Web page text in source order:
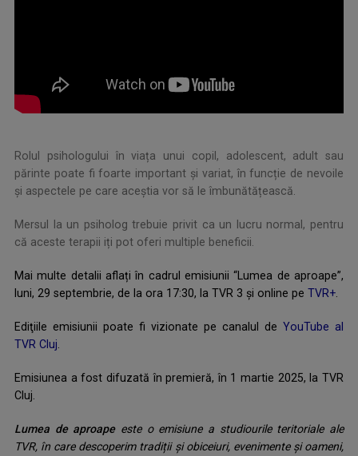
Rolul psihologului în viața unui copil, adolescent, adult sau
părinte poate fi foarte important și variat, în funcție de nevoile
și aspectele pe care aceștia vor să le îmbunătățească.
Mersul la un psiholog trebuie privit ca un lucru normal, pentru
că aceste terapii iți pot oferi multiple beneficii.
Mai multe detalii aflați în cadrul emisiunii “Lumea de aproape”,
luni, 29 septembrie, de la ora 17:30, la TVR 3 și online pe TVR+
Ediţiile emisiunii poate fi vizionate pe canalul de YouTube al
TVR Cluj
Emisiunea a fost difuzată în premieră, în 1 martie 2025, la TVR
Cluj.
Lumea de aproapeeste o emisiune a studiourile teritoriale ale
TVR, în care descoperim tradiții și obiceiuri, evenimente și oameni,